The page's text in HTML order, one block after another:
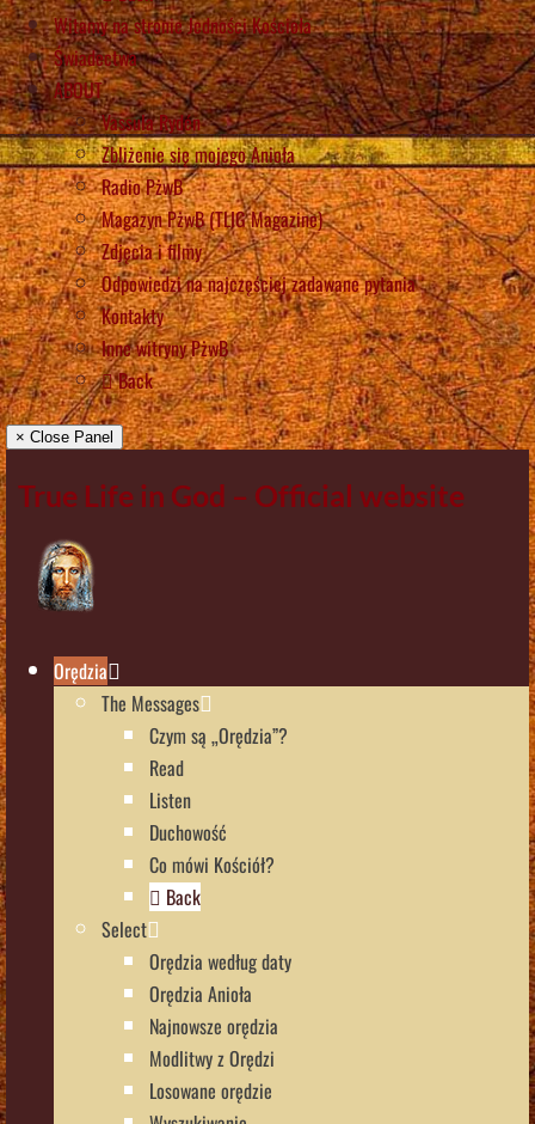
Witamy na stronie Jedności Kościoła
Świadectwa
ABOUT
Vassula Rydén
Zbliżenie się mojego Anioła
Radio PżwB
Magazyn PżwB (TLIG Magazine)
Zdjęcia i filmy
Odpowiedzi na najczęściej zadawane pytania
Kontakty
Inne witryny PżwB
Back
× Close Panel
True Life in God – Official website
Orędzia
The Messages
Czym są „Orędzia”?
Read
Listen
Duchowość
Co mówi Kościół?
Back
Select
Orędzia według daty
Orędzia Anioła
Najnowsze orędzia
Modlitwy z Orędzi
Losowane orędzie